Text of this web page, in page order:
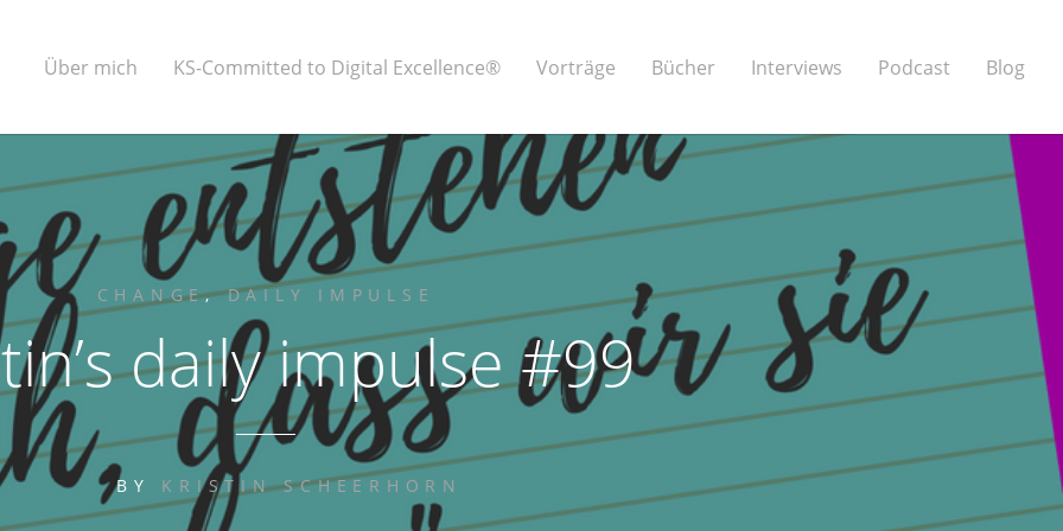
Über mich KS-Committed to Digital Excellence® Vorträge Bücher Interviews Podcast Blog
CHANGE,DAILY IMPULSE
daily impulse #99
BY KRISTIN SCHEERHORN